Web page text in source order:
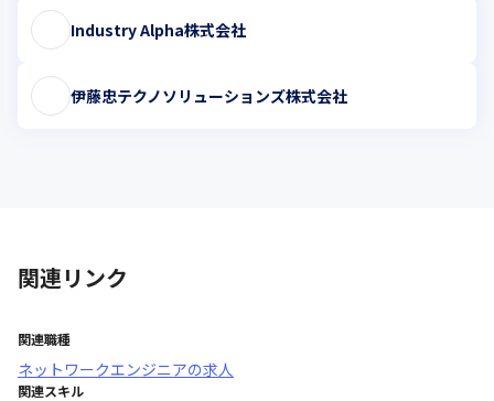
Industry Alpha株式会社
伊藤忠テクノソリューションズ株式会社
関連リンク
関連職種
ネットワークエンジニアの求人
関連スキル